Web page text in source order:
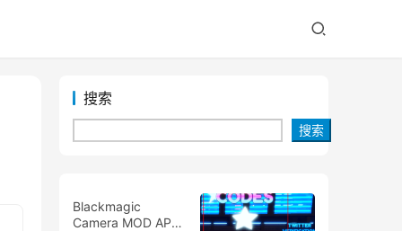
搜索
搜索
Blackmagic
Camera MOD APK